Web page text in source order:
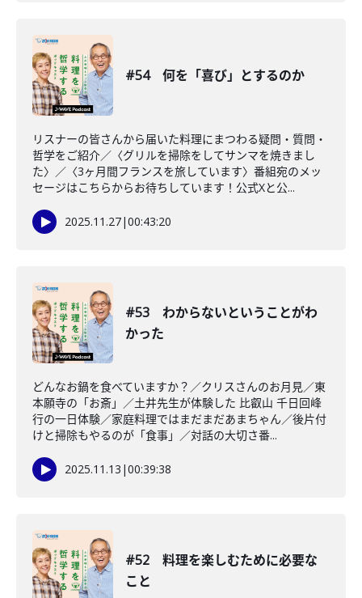
#54 何を「喜び」とするのか
リスナーの皆さんから届いた料理にまつわる疑問・質問・
哲学をご紹介／〈グリルを掃除をしてサンマを焼きまし
た〉／〈3ヶ月間フランスを旅しています〉番組宛のメッ
セージはこちらからお待ちしています！公式Xと公...
2025.11.27|00:43:20
#53 わからないということがわ
かった
どんなお鍋を食べていますか？／クリスさんのお月見／東
本願寺の「お斎」／土井先生が体験した 比叡山 千日回峰
行の一日体験／家庭料理ではまだまだあまちゃん／後片付
けと掃除もやるのが「食事」／対話の大切さ番...
2025.11.13 |00:39:38
#52 料理を楽しむために必要な
こと